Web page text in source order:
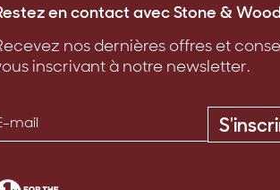
en contact avec Stone & Wood
nos dernières offres et
inscrivant à notre newsletter.